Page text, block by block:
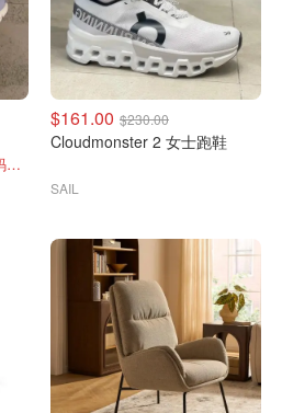
官网$250 变相5折 只剩10.5码了！
$161.00 $230.00
Cloudmonster 2 女士跑鞋
SAIL